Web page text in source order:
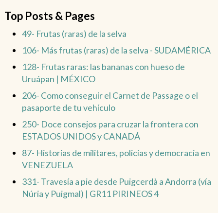
Top Posts & Pages
49- Frutas (raras) de la selva
106- Más frutas (raras) de la selva - SUDAMÉRICA
128- Frutas raras: las bananas con hueso de
Uruápan | MÉXICO
206- Como conseguir el Carnet de Passage o el
pasaporte de tu vehículo
250- Doce consejos para cruzar la frontera con
ESTADOS UNIDOS y CANADÁ
87- Historias de militares, policías y democracia en
VENEZUELA
331- Travesía a pie desde Puigcerdà a Andorra (vía
Núria y Puigmal) | GR11 PIRINEOS 4